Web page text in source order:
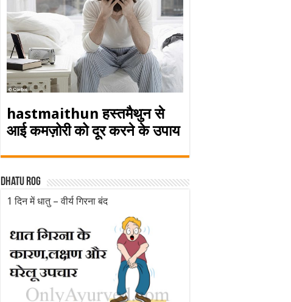
hastmaithun हस्तमैथुन से
आई कमज़ोरी को दूर करने के उपाय
Dhatu rog
1 दिन में धातु – वीर्य गिरना बंद